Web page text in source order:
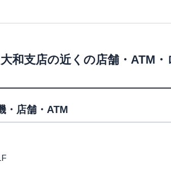
大和支店の近くの店舗・ATM
・店舗・ATM